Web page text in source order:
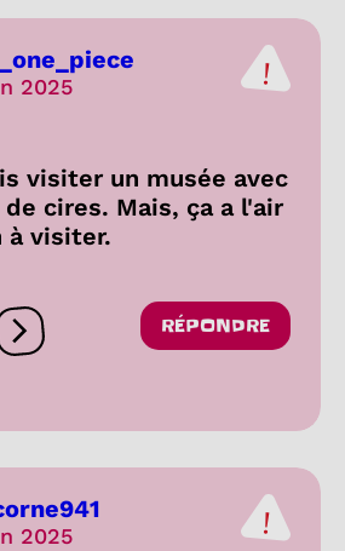
2025
visiter un musée avec
cires. Mais, ça a l'air
à visiter.
Ouvrir les réactions
RÉPONDRE
2025